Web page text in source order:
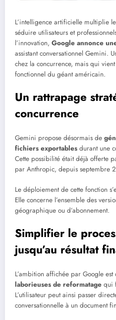
L’intelligence artificielle multiplie
séduire utilisateurs et
l’innovation, Google annonce
assistant conversationnel Gemini.
chez la concurrence, mais qui
fonctionnel du géant américain.
Un rattrapage
concurrence
Gemini propose désormais de
fichiers exportables durant une
Cette possibilité était déjà offerte
par Anthropic, depuis septembre
Le déploiement de cette fonction
Elle concerne l’ensemble des
géographique ou d’abonnement.
Simplifier le
jusqu’au résultat
L’ambition affichée par Google est
laborieuses de reformatage qui
L’utilisateur peut ainsi passer
conversationnelle à un document